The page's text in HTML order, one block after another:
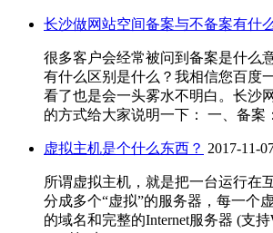
长沙做网站空间备案与不备案有什
很多客户会经常被问到备案是什么
有什么区别是什么？我相信您百度
看了也是会一头雾水不明白。长沙
的方式给大家说明一下： 一、备案
虚拟主机是个什么东西？ 2017-11-
所谓虚拟主机，就是把一台运行在
分成多个“虚拟”的服务器，每一个
的域名和完整的Internet服务器 (支